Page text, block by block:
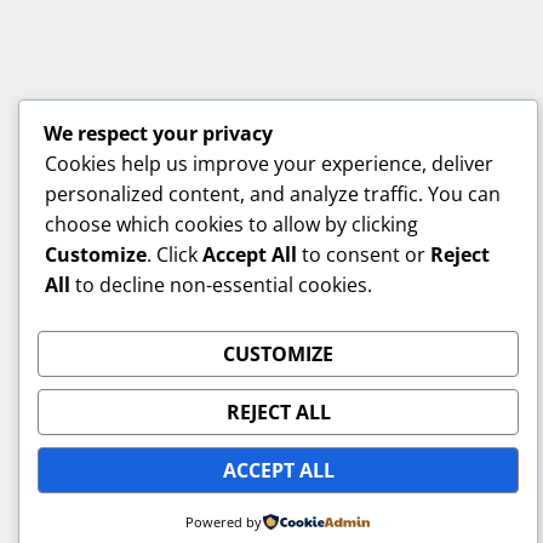
We respect your privacy
Cookies help us improve your experience, deliver
personalized content, and analyze traffic. You can
choose which cookies to allow by clicking
Customize. ClickAccept All to consent or Reject
All to decline non-essential cookies.
CUSTOMIZE
REJECT ALL
ACCEPT ALL
Powered by